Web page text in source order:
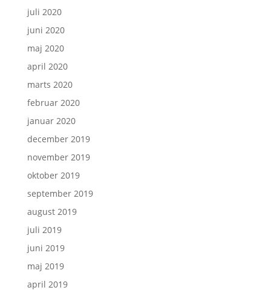
juli 2020
juni 2020
maj 2020
april 2020
marts 2020
februar 2020
januar 2020
december 2019
november 2019
oktober 2019
september 2019
august 2019
juli 2019
juni 2019
maj 2019
april 2019